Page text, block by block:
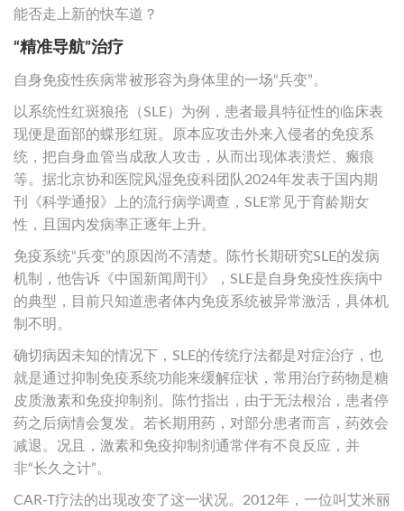
能否走上新的快车道？
“精准导航”治疗
自身免疫性疾病常被形容为身体里的一场“兵变”。
以系统性红斑狼疮（SLE）为例，患者最具特征性的临床表
现便是面部的蝶形红斑。原本应攻击外来入侵者的免疫系
统，把自身血管当成敌人攻击，从而出现体表溃烂、瘢痕
等。据北京协和医院风湿免疫科团队2024年发表于国内期
刊《科学通报》上的流行病学调查，SLE常见于育龄期女
性，且国内发病率正逐年上升。
免疫系统“兵变”的原因尚不清楚。陈竹长期研究SLE的发病
机制，他告诉《中国新闻周刊》，SLE是自身免疫性疾病中
的典型，目前只知道患者体内免疫系统被异常激活，具体机
制不明。
确切病因未知的情况下，SLE的传统疗法都是对症治疗，也
就是通过抑制免疫系统功能来缓解症状，常用治疗药物是糖
皮质激素和免疫抑制剂。陈竹指出，由于无法根治，患者停
药之后病情会复发。若长期用药，对部分患者而言，药效会
减退。况且，激素和免疫抑制剂通常伴有不良反应，并
非“长久之计”。
CAR-T疗法的出现改变了这一状况。2012年，一位叫艾米丽